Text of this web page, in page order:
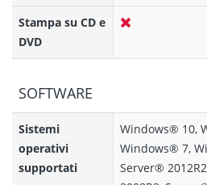
Stampa su CD e
DVD
SOFTWARE
Sistemi
operativi
supportati
Windows® 10,
Windows® 7,
Server®